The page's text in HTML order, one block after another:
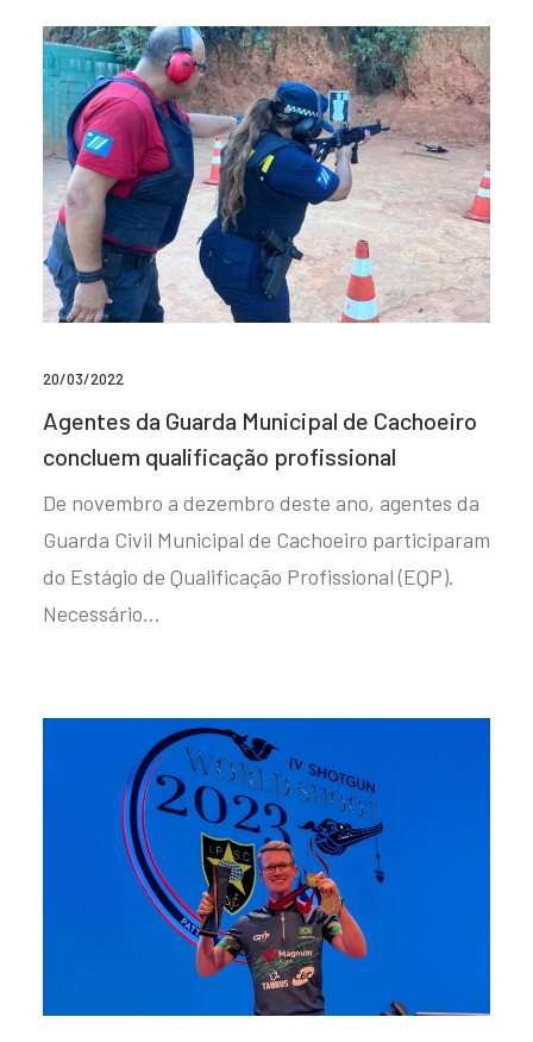
20/03/2022
Agentes da Guarda Municipal de Cachoeiro
concluem qualificação profissional
De novembro a dezembro deste ano, agentes da
Guarda Civil Municipal de Cachoeiro participaram
do Estágio de Qualificação Profissional (EQP).
Necessário…